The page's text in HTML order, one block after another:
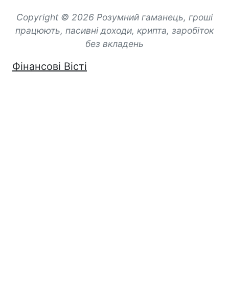
Copyright © 2026 Розумний гаманець, гроші
працюють, пасивні доходи, крипта, заробіток
без вкладень
Фінансові Вісті